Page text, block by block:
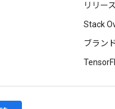
リリー
Stack
ブラン